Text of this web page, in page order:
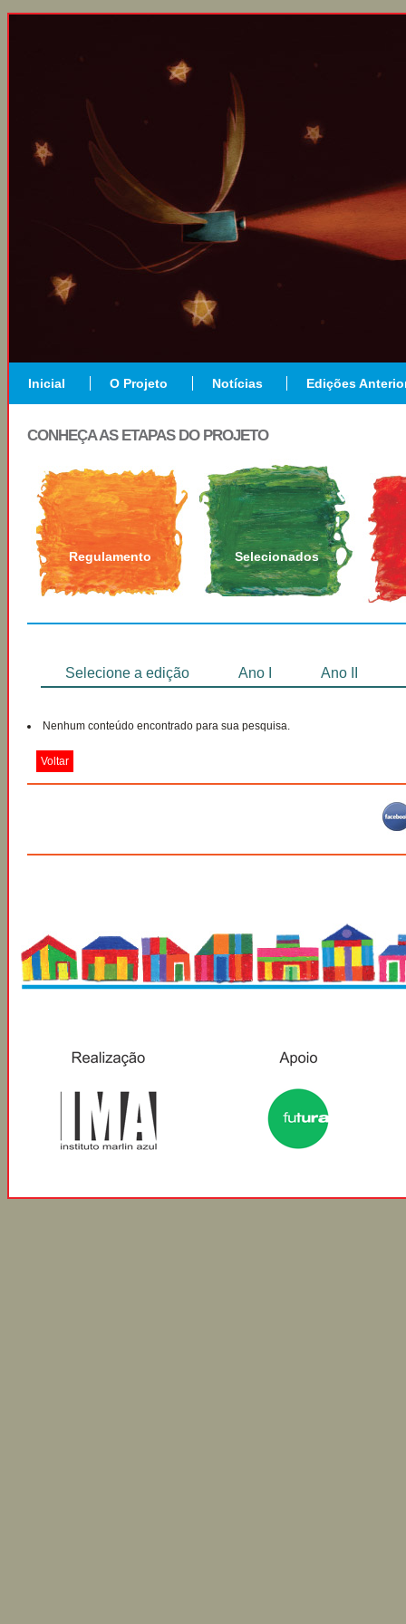
Inicial O Projeto Notícias Edições
CONHEÇA AS ETAPAS DO PROJETO
Regulamento Selecionados
Selecione a edição Ano I Ano II
Nenhum conteúdo encontrado para sua pesquisa.
Voltar